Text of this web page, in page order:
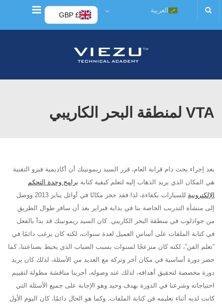
قائمة £ GBP
العربية
VTA لمنطقة البحر الكاريبي
بعد إجراء بحث دام قرابة العام، قرر السيد ريمونينك أن أكاديمية فيزو التقنية
هي المكان الذي يريد الذهاب إليه لتعلم كيفية كتابة برامج وحدة التحكم
الإلكترونية
للسيارات بكفاءة، لذا فقد حجز مكانًا في أوائل يناير 2013 ووصل
إلى منشأة التدريب الخاصة بنا في بداية فبراير بعد أن سافر طوال الطريق
من جوادلوب في منطقة البحر الكاريبي. كان السيد ريمونينك قد بدأ بالفعل
في كتابة الملفات على أساس العميل لعدة سنوات، لكنه كان يرغب دائمًا في
“تعلم الفن”، لكنه كان منزعجًا لسنوات بسبب الضباب الذي يحيط بصناعتنا، كما
حضر دورة أساسية في مكان آخر وتركه مع العديد من الأسئلة، لذلك كان يريد
دورة مخصصة لتحقيق أهدافه، لذلك عند وصوله، أجرينا مناقشة مطولة لتقييم
احتياجاته وشرعنا في الدورة بهدف وحيد وهو الإجابة على جميع الأسئلة التي
كانت لديه أثناء تعليمه فن كتابة الملفات. وكما هو الحال دائمًا، كان اليوم الأول